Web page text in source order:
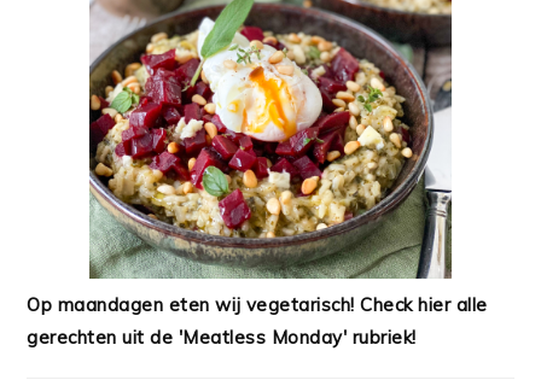
Op maandagen eten wij vegetarisch! Check hier alle
gerechten uit de 'Meatless Monday' rubriek!